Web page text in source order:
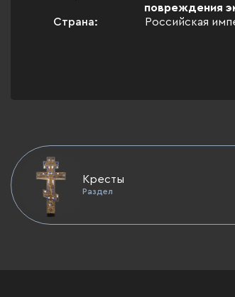
повреждения
Страна:
Российская
Кресты
Раздел